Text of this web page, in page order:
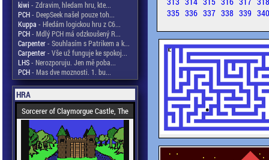
kiwi - Zdravim, hledam hru, kte...
PCH- DeepSeek našel pouze toh...
Kuppa - Hledám logickou hru z C6...
PCH- Mdlý PCH má odzkoušený R...
Carpenter- Souhlasím s Patrikem a k...
Carpenter- Vše už funguje ke spokoj...
LHS- Nerozporuju. Jen mě poba...
PCH- Mas dve moznosti. 1. bu...
HRA
Sorcerer of Claymorgue Castle, The
335 336 337 338 339